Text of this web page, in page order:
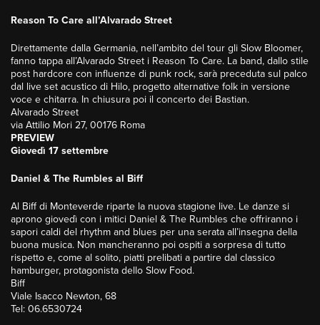
Reason To Care all’Alvarado Street
Direttamente dalla Germania, nell’ambito del tour gli Slow Bloomer,
fanno tappa all’Alvarado Street i Reason To Care. La band, dallo stile
post hardcore con influenze di punk rock, sarà preceduta sul palco
dal live set acustico di Hilo, progetto alternative folk in versione
voce e chitarra. In chiusura poi il concerto dei Bastian.
Alvarado Street
via Attilio Mori 27, 00176 Roma
PREVIEW
Giovedì 17 settembre
Daniel & The Rumbles al Biff
Al Biff di Monteverde riparte la nuova stagione live. Le danze si
aprono giovedì con i mitici Daniel & The Rumbles che offriranno i
sapori caldi del rhythm and blues per una serata all’insegna della
buona musica. Non mancheranno poi ospiti a sorpresa di tutto
rispetto e, come al solito, piatti prelibati a partire dal classico
hamburger, protagonista dello Slow Food.
Biff
Viale Isacco Newton, 68
Tel: 06.6530724